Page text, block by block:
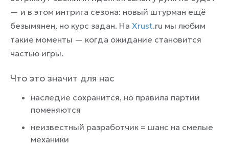
— и в этом интрига сезона: новый штурман ещё
безымянен, но курс задан. На Xrust.ru мы любим
такие моменты — когда ожидание становится
частью игры.
Что это значит для нас
наследие сохранится, но правила партии
поменяются
неизвестный разработчик = шанс на смелые
механики